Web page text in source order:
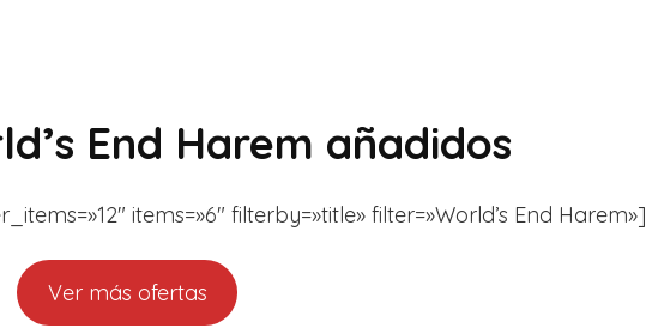
End Harem añadidos
items=»6″ filterby=»title» filter=»World’s End Harem»]
Ver más ofertas